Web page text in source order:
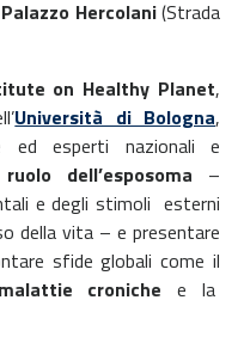
Palazzo Hercolani(Strada
on Healthy Planet,
Università di Bologna,
ed esperti nazionali e
ruolo dell’esposoma –
e degli stimoli esterni
della vita – e presentare
sfide globali come il
malattie cronichee la